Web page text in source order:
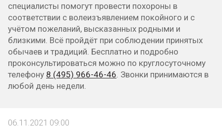
специалисты помогут провести похороны в
соответствии с волеизъявлением покойного и с
учётом пожеланий, высказанных родными и
близкими. Всё пройдёт при соблюдении принятых
обычаев и традиций. Бесплатно и подробно
проконсультироваться можно по круглосуточному
телефону 8 (495) 966-46-46. Звонки принимаются в
любой день недели.
06.11.2021 09:00